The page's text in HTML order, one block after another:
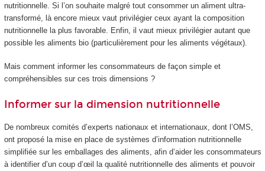
nutritionnelle. Si l’on souhaite malgré tout consommer un aliment ultra-
transformé, là encore mieux vaut privilégier ceux ayant la composition
nutritionnelle la plus favorable. Enfin, il vaut mieux privilégier autant que
possible les aliments bio (particulièrement pour les aliments végétaux).
Mais comment informer les consommateurs de façon simple et
compréhensibles sur ces trois dimensions ?
Informer sur la dimension nutritionnelle
De nombreux comités d’experts nationaux et internationaux, dont l’OMS,
ont proposé la mise en place de systèmes d’information nutritionnelle
simplifiée sur les emballages des aliments, afin d’aider les consommateurs
à identifier d’un coup d’œil la qualité nutritionnelle des aliments et pouvoir